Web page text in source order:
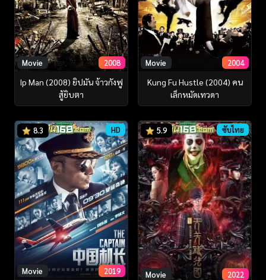
Movie 2008
Ip Man (2008) ยิปมัน จ้าวกังฟู
สู้ยิบตา
Movie 2004
Kung Fu Hustle (2004) คน
เล็กหมัดเทวดา
8.3 HD
Movie 2019
5.9 ซับไทย
Movie 2022